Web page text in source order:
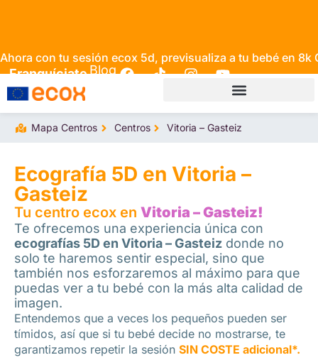
Ahora con tu sesión ecox 5d, previsualiza a tu bebé en 8k
FranquíciateBlog
Mapa Centros Centros Vitoria – Gasteiz
Ecografía 5D en Vitoria –
Gasteiz
Tu centro ecox en Vitoria – Gasteiz!
Te ofrecemos una experiencia única con
ecografías 5D en Vitoria – Gasteiz donde no
solo te haremos sentir especial, sino que
también nos esforzaremos al máximo para que
puedas ver a tu bebé con la más alta calidad de
imagen.
Entendemos que a veces los pequeños pueden ser
tímidos, así que si tu bebé decide no mostrarse, te
garantizamos repetir la sesión SIN COSTE adicional*.